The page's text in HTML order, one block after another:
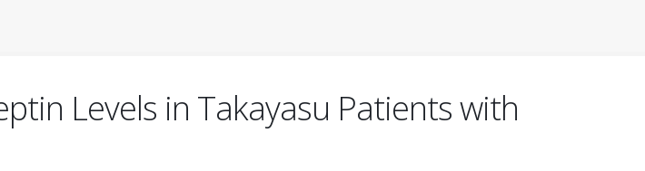
Levels in Takayasu Patients with